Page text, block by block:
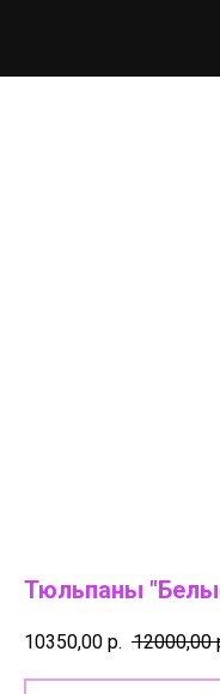
Тюльпаны
10350,00 р. 12000,00